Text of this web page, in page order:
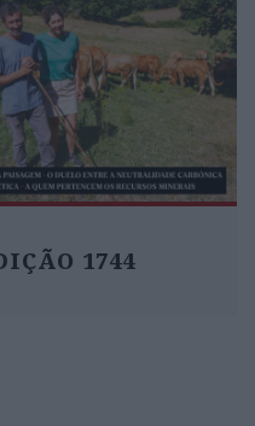
1744